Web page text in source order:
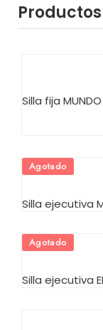
Silla fija
Agotado
Silla ejecutiva
Agotado
Silla ejecutiva